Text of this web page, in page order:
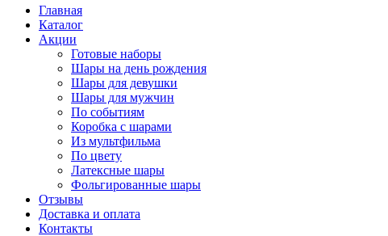
Главная
Каталог
Акции
Готовые наборы
Шары на день рождения
Шары для девушки
Шары для мужчин
По событиям
Коробка с шарами
Из мультфильма
По цвету
Латексные шары
Фольгированные шары
Отзывы
Доставка и оплата
Контакты